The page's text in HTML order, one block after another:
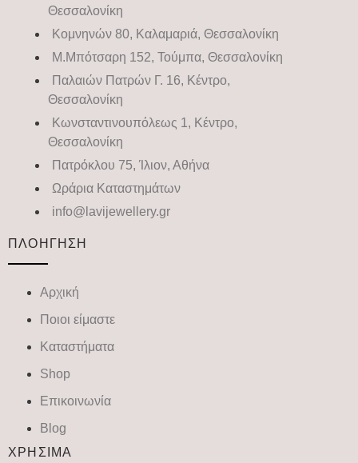
Θεσσαλονίκη
Κομνηνών 80, Καλαμαριά, Θεσσαλονίκη
Μ.Μπότσαρη 152, Τούμπα, Θεσσαλονίκη
Παλαιών Πατρών Γ. 16, Κέντρο,
Θεσσαλονίκη
Κωνσταντινουπόλεως 1, Κέντρο,
Θεσσαλονίκη
Πατρόκλου 75, Ίλιον, Αθήνα
Ωράρια Καταστημάτων
info@lavijewellery.gr
ΠΛΟΗΓΗΣΗ
Αρχική
Ποιοι είμαστε
Καταστήματα
Shop
Επικοινωνία
Blog
ΧΡΗΣΙΜΑ